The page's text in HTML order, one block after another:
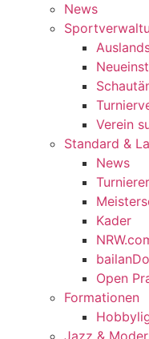
News
Verein
Standard &
News
Kader
bailanDo
Open
Formationen
Jazz &